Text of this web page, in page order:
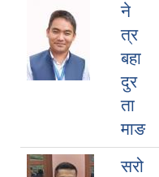
ने
त्र
बहा
दुर
ता
माङ
सरो